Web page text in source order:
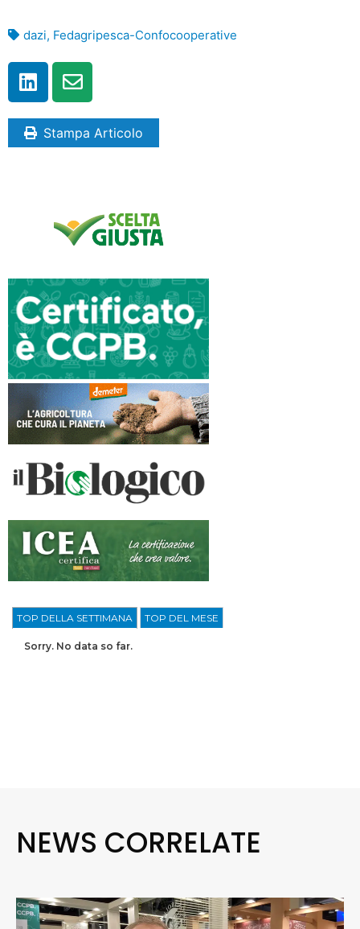
dazi, Fedagripesca-Confocooperative
Stampa Articolo
TOP DELLA SETTIMANA TOP DEL MESE
Sorry. No data so far.
NEWS CORRELATE